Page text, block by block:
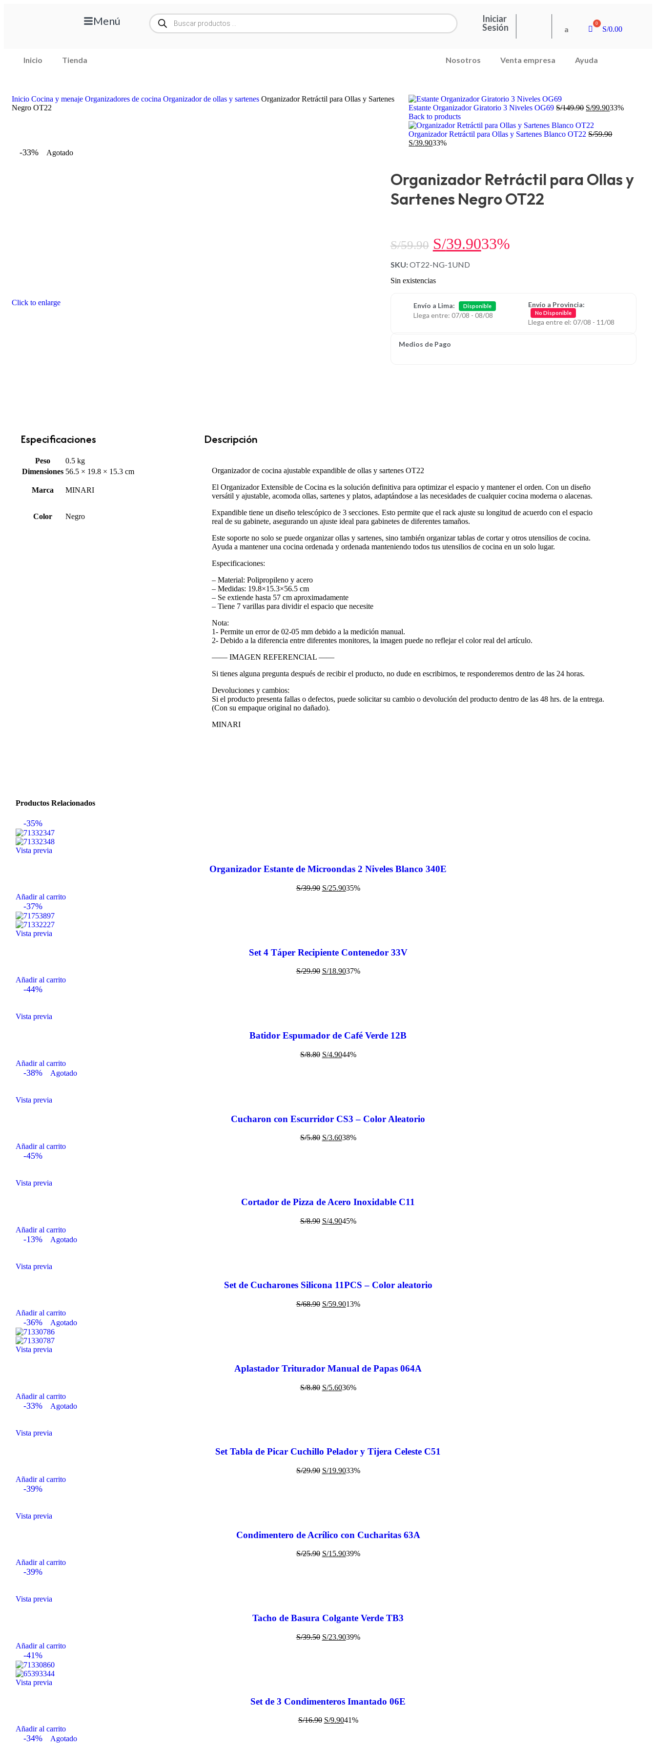
Menú
Iniciar
Sesión
a S/0.00
Inicio Tienda Nosotros Venta empresa Ayuda
Inicio Cocina y menaje Organizadores de cocina Organizador de ollas y sartenes Organizador Retráctil para Ollas y Sartenes
Negro OT22
Estante Organizador Giratorio 3 Niveles OG69S/149.90 S/99.9033%
Back to products
Organizador Retráctil para Ollas y Sartenes Blanco OT22S/59.90
S/39.9033%
-33% Agotado
Click to enlarge
Organizador Retráctil para Ollas y
Sartenes Negro OT22
S/59.90 S/39.9033%
SKU:OT22-NG-1UND
Sin existencias
Envío a Lima: Disponible
Llega entre: 07/08 - 08/08
Envío a Provincia:
No Disponible
Llega entre el: 07/08 - 11/08
Medios de Pago
Especificaciones
Peso
0.5 kg
Dimensiones 56.5 × 19.8 × 15.3 cm
Marca MINARI
Color Negro
Descripción
Organizador de cocina ajustable expandible de ollas y sartenes OT22
El Organizador Extensible de Cocina es la solución definitiva para optimizar el espacio y mantener el orden. Con un diseño
versátil y ajustable, acomoda ollas, sartenes y platos, adaptándose a las necesidades de cualquier cocina moderna o alacenas.
Expandible tiene un diseño telescópico de 3 secciones. Esto permite que el rack ajuste su longitud de acuerdo con el espacio
real de su gabinete, asegurando un ajuste ideal para gabinetes de diferentes tamaños.
Este soporte no solo se puede organizar ollas y sartenes, sino también organizar tablas de cortar y otros utensilios de cocina.
Ayuda a mantener una cocina ordenada y ordenada manteniendo todos tus utensilios de cocina en un solo lugar.
Especificaciones:
– Material: Polipropileno y acero
– Medidas: 19.8×15.3×56.5 cm
– Se extiende hasta 57 cm aproximadamente
– Tiene 7 varillas para dividir el espacio que necesite
Nota:
1- Permite un error de 02-05 mm debido a la medición manual.
2- Debido a la diferencia entre diferentes monitores, la imagen puede no reflejar el color real del artículo.
—— IMAGEN REFERENCIAL ——
Si tienes alguna pregunta después de recibir el producto, no dude en escribirnos, te responderemos dentro de las 24 horas.
Devoluciones y cambios:
Si el producto presenta fallas o defectos, puede solicitar su cambio o devolución del producto dentro de las 48 hrs. de la entrega.
(Con su empaque original no dañado).
MINARI
Productos Relacionados
-35%
Vista previa
Organizador Estante de Microondas 2 Niveles Blanco 340E
S/39.90 S/25.9035%
Añadir al carrito
-37%
Vista previa
Set 4 Táper Recipiente Contenedor 33V
S/29.90 S/18.9037%
Añadir al carrito
-44%
Vista previa
Batidor Espumador de Café Verde 12B
S/8.80 S/4.9044%
Añadir al carrito
-38% Agotado
Vista previa
Cucharon con Escurridor CS3 – Color Aleatorio
S/5.80 S/3.6038%
Añadir al carrito
-45%
Vista previa
Cortador de Pizza de Acero Inoxidable C11
S/8.90 S/4.9045%
Añadir al carrito
-13% Agotado
Vista previa
Set de Cucharones Silicona 11PCS – Color aleatorio
S/68.90 S/59.9013%
Añadir al carrito
-36% Agotado
Vista previa
Aplastador Triturador Manual de Papas 064A
S/8.80 S/5.6036%
Añadir al carrito
-33% Agotado
Vista previa
Set Tabla de Picar Cuchillo Pelador y Tijera Celeste C51
S/29.90 S/19.9033%
Añadir al carrito
-39%
Vista previa
Condimentero de Acrílico con Cucharitas 63A
S/25.90 S/15.9039%
Añadir al carrito
-39%
Vista previa
Tacho de Basura Colgante Verde TB3
S/39.50 S/23.9039%
Añadir al carrito
-41%
Vista previa
Set de 3 Condimenteros Imantado 06E
S/16.90 S/9.9041%
Añadir al carrito
-34% Agotado